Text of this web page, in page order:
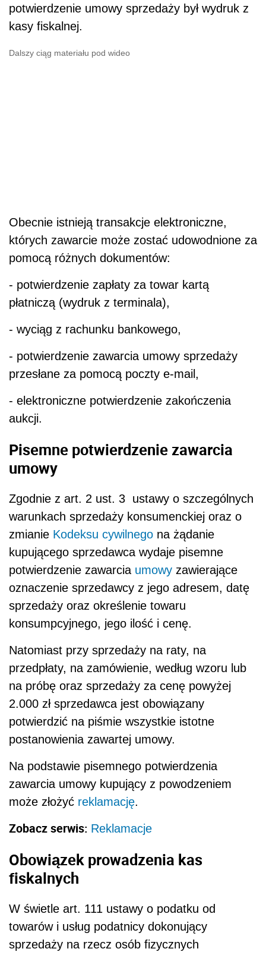
potwierdzenie umowy sprzedaży był wydruk z
kasy fiskalnej.
Dalszy ciąg materiału pod wideo
Obecnie istnieją transakcje elektroniczne,
których zawarcie może zostać udowodnione za
pomocą różnych dokumentów:
- potwierdzenie zapłaty za towar kartą
płatniczą (wydruk z terminala),
- wyciąg z rachunku bankowego,
- potwierdzenie zawarcia umowy sprzedaży
przesłane za pomocą poczty e-mail,
- elektroniczne potwierdzenie zakończenia
aukcji.
Pisemne potwierdzenie zawarcia
umowy
Zgodnie z art. 2 ust. 3 ustawy o szczególnych
warunkach sprzedaży konsumenckiej oraz o
zmianie Kodeksu cywilnego na żądanie
kupującego sprzedawca wydaje pisemne
potwierdzenie zawarcia umowy zawierające
oznaczenie sprzedawcy z jego adresem, datę
sprzedaży oraz określenie towaru
konsumpcyjnego, jego ilość i cenę.
Natomiast przy sprzedaży na raty, na
przedpłaty, na zamówienie, według wzoru lub
na próbę oraz sprzedaży za cenę powyżej
2.000 zł sprzedawca jest obowiązany
potwierdzić na piśmie wszystkie istotne
postanowienia zawartej umowy.
Na podstawie pisemnego potwierdzenia
zawarcia umowy kupujący z powodzeniem
może złożyć reklamację.
Zobacz serwis: Reklamacje
Obowiązek prowadzenia kas
fiskalnych
W świetle art. 111 ustawy o podatku od
towarów i usług podatnicy dokonujący
sprzedaży na rzecz osób fizycznych